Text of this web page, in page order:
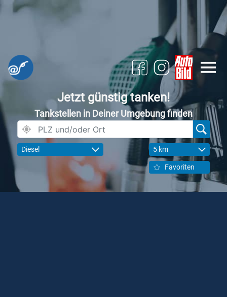
Jetzt günstig tanken!
Tankstellen in Deiner Umgebung finden
Diesel 5 km
Favoriten